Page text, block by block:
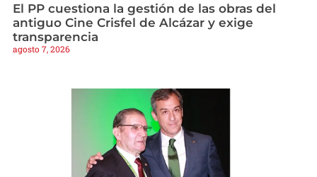
El PP cuestiona la gestión de las obras del
antiguo Cine Crisfel de Alcázar y exige
transparencia
agosto 7, 2026